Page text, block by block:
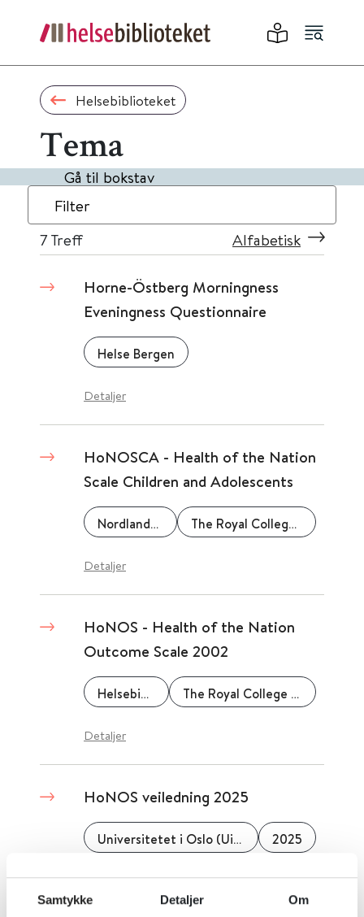
Samtykke Detaljer Om
Helsebiblioteket
Tema
Gå til bokstav
Filter
7Treff Alfabetisk
Horne-Östberg Morningness
Eveningness Questionnaire
Helse Bergen
Detaljer
HoNOSCA - Health of the Nation
Scale Children and Adolescents
Nordlandssykehuset The Royal College of Psychiatrists
Detaljer
HoNOS - Health of the Nation
Outcome Scale 2002
Helsebiblioteket The Royal College of Psychiatrists
Detaljer
HoNOS veiledning 2025
Universitetet i Oslo (UiO) 2025
Detaljer